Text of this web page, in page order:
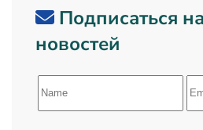
Подписаться
новостей